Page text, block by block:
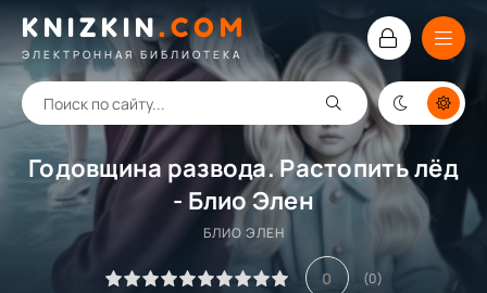
KNIZKIN.COM
ЭЛЕКТРОННАЯ БИБЛИОТЕКА
Годовщина развода. Растопить лёд
- Блио Элен
БЛИО ЭЛЕН
0 (0)